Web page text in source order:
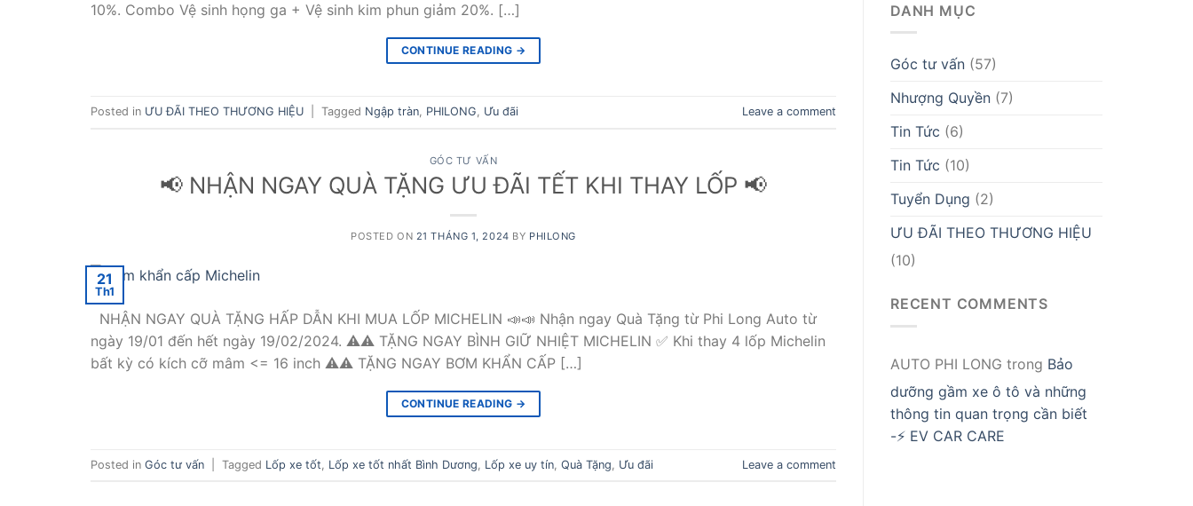
10%. Combo Vệ sinh họng ga + Vệ sinh kim phun giảm 20%. […]
CONTINUE READING →
Posted in ƯU ĐÃI THEO THƯƠNG HIỆU Tagged Ngập tràn PHILONG Ưu đãi Leave a comment
GÓC TƯ VẤN
📢 NHẬN NGAY QUÀ TẶNG ƯU ĐÃI TẾT KHI THAY LỐP 📢​
POSTED ON 21 THÁNG 1, 2024 BY PHILONG
21
Th1
NHẬN NGAY QUÀ TẶNG HẤP DẪN KHI MUA LỐP MICHELIN 📣📣 Nhận ngay Quà Tặng từ Phi Long Auto từ
ngày 19/01 đến hết ngày 19/02/2024. ⚠⚠ TẶNG NGAY BÌNH GIỮ NHIỆT MICHELIN ✅️ Khi thay 4 lốp Michelin
bất kỳ có kích cỡ mâm <= 16 inch ⚠⚠ TẶNG NGAY BƠM KHẨN CẤP […]
CONTINUE READING →
Posted in Góc tư vấn Tagged Lốp xe tốt Lốp xe tốt nhất Bình Dương Lốp xe uy tín Quà Tặng Ưu đãi Leave a comment
DANH MỤC
Góc tư vấn (57)
Nhượng Quyền (7)
Tin Tức (6)
Tin Tức (10)
Tuyển Dụng (2)
ƯU ĐÃI THEO THƯƠNG HIỆU
(10)
RECENT COMMENTS
AUTO PHI LONG trong Bảo
dưỡng gầm xe ô tô và những
thông tin quan trọng cần biết
-⚡ EV CAR CARE